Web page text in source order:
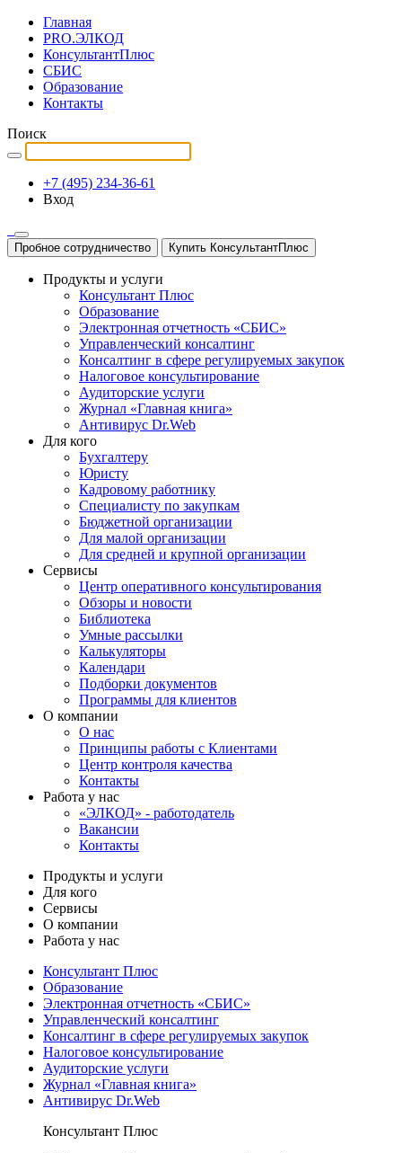
Главная
PRO.ЭЛКОД
КонсультантПлюс
СБИС
Образование
Контакты
Поиск
+7 (495) 234-36-61
Вход
Пробное сотрудничество Купить КонсультантПлюс
Продукты и услуги
Консультант Плюс
Образование
Электронная отчетность «СБИС»
Управленческий консалтинг
Консалтинг в сфере регулируемых закупок
Налоговое консультирование
Аудиторские услуги
Журнал «Главная книга»
Антивирус Dr.Web
Для кого
Бухгалтеру
Юристу
Кадровому работнику
Специалисту по закупкам
Бюджетной организации
Для малой организации
Для средней и крупной организации
Сервисы
Центр оперативного консультирования
Обзоры и новости
Библиотека
Умные рассылки
Калькуляторы
Календари
Подборки документов
Программы для клиентов
О компании
О нас
Принципы работы с Клиентами
Центр контроля качества
Контакты
Работа у нас
«ЭЛКОД» - работодатель
Вакансии
Контакты
Продукты и услуги
Для кого
Сервисы
О компании
Работа у нас
Консультант Плюс
Образование
Электронная отчетность «СБИС»
Управленческий консалтинг
Консалтинг в сфере регулируемых закупок
Налоговое консультирование
Аудиторские услуги
Журнал «Главная книга»
Антивирус Dr.Web
Консультант Плюс